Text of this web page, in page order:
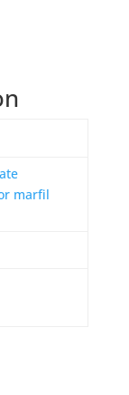
marfil